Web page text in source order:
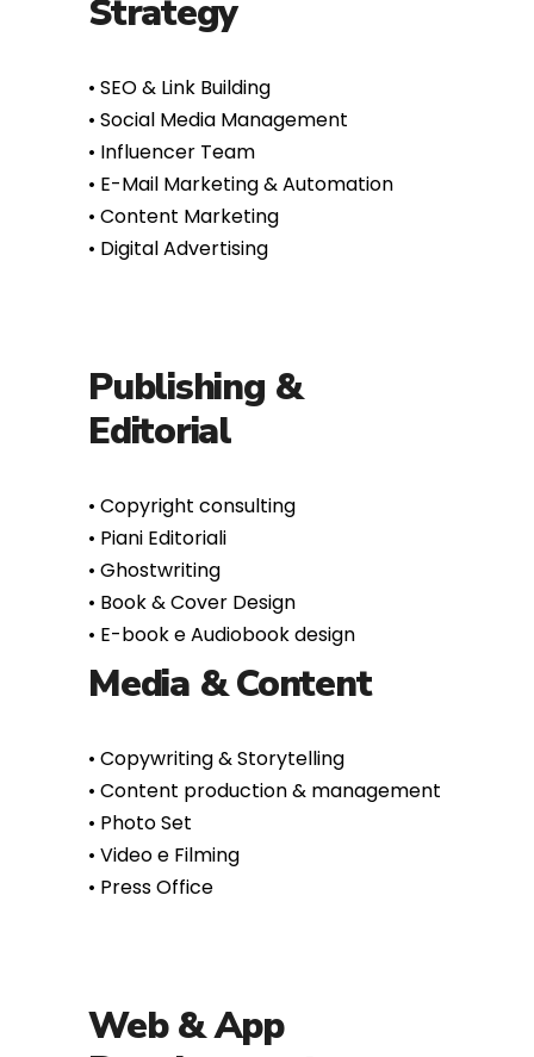
•⁠ ⁠SEO & Link Building
• Influencer Team
•⁠ ⁠E-Mail Marketing & Automation
•⁠ ⁠Content Marketing
•⁠ ⁠Digital Advertising
Editorial
•⁠ ⁠Copyright consulting
•⁠ ⁠Ghostwriting
•⁠ ⁠Book & Cover Design
•⁠ ⁠E-book e Audiobook design
Media & Content
•⁠ ⁠Copywriting & Storytelling
•⁠ ⁠Photo Set
•⁠ ⁠Video e Filming
•⁠ ⁠Press Office
Development